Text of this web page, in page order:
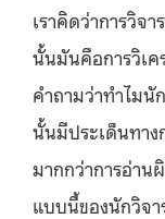
เราคิดว่าการวิจ
นั้นมันคือการวิเค
คำถามว่าทำไมนั
นั้นมีประเด็นทาง
มากกว่าการอ่าน
แบบนี้ของนักวิจ